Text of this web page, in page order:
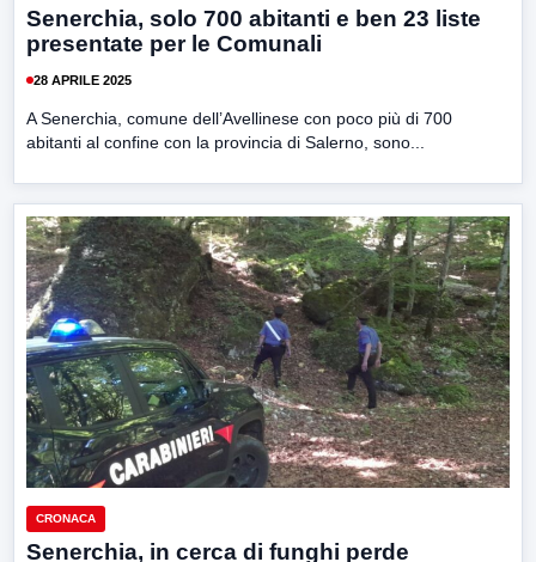
Senerchia, solo 700 abitanti e ben 23 liste
presentate per le Comunali
28 APRILE 2025
A Senerchia, comune dell’Avellinese con poco più di 700
abitanti al confine con la provincia di Salerno, sono...
CRONACA
Senerchia, in cerca di funghi perde